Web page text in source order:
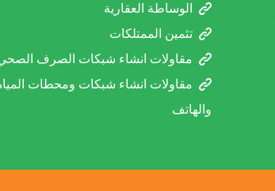
الوساطة العقارية
تثمين الممتلكات
مقاولات انشاء شبكات الصرف
مقاولات انشاء شبكات ومحطات المياه
والهاتف